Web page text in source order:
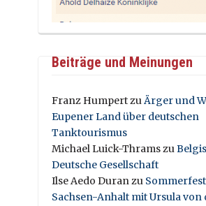
Beiträge und Meinungen
Franz HumpertzuÄrger und
Eupener Land über deutschen
Tanktourismus
Michael Luick-Thramszu
Deutsche Gesellschaft
Ilse Aedo Duranzu
Sachsen-Anhalt mit Ursula von